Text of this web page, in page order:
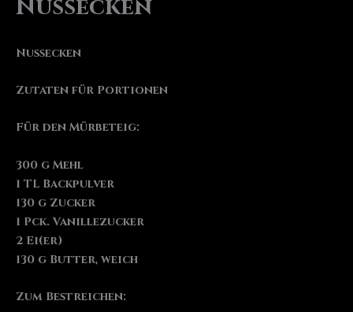
Nussecken
Nussecken
Zutaten für Portionen
Für den Mürbeteig:
300 g Mehl
1 TL Backpulver
130 g Zucker
1 Pck. Vanillezucker
2 Ei(er)
130 g Butter, weich
Zum Bestreichen: